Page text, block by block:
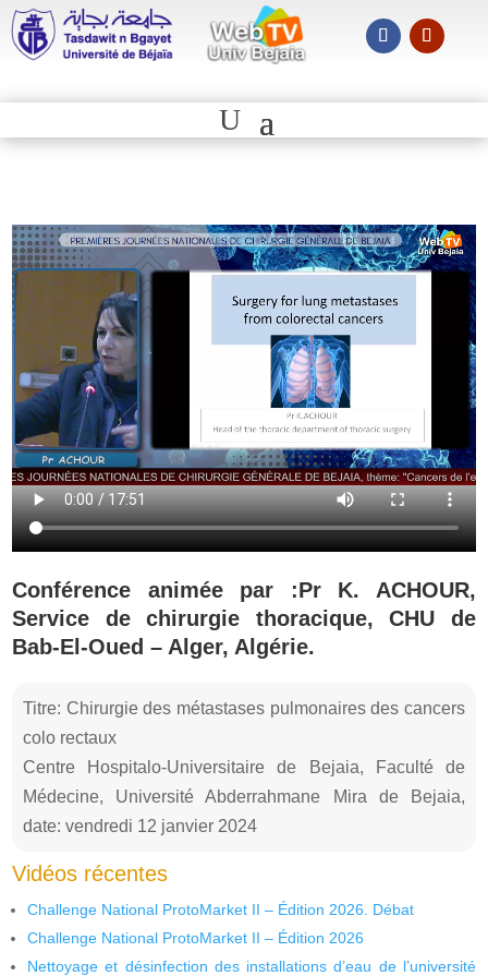
Conférence animée par :Pr K. ACHOUR,
Service de chirurgie thoracique, CHU de
Bab-El-Oued – Alger, Algérie.
Titre: Chirurgie des métastases pulmonaires des cancers
colo rectaux
Centre Hospitalo-Universitaire de Bejaia, Faculté de
Médecine, Université Abderrahmane Mira de Bejaia,
date: vendredi 12 janvier 2024
Vidéos récentes
Challenge National ProtoMarket II – Édition 2026. Débat
Challenge National ProtoMarket II – Édition 2026
Nettoyage et désinfection des installations d’eau de l’université